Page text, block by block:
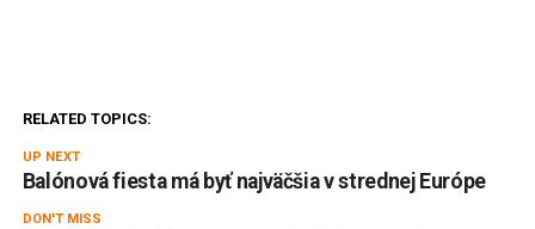
RELATED TOPICS:
UP NEXT
Balónová fiesta má byť najväčšia v strednej Európe
DON'T MISS